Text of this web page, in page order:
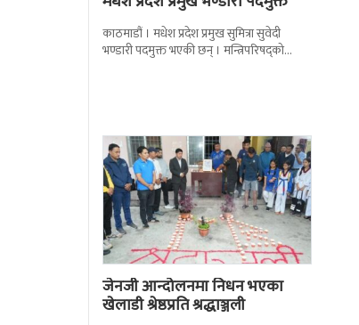
काठमाडौं । मधेश प्रदेश प्रमुख सुमित्रा सुवेदी
भण्डारी पदमुक्त भएकी छन् । मन्त्रिपरिषद्को
जेनजी आन्दोलनमा निधन भएका
खेलाडी श्रेष्ठप्रति श्रद्धाञ्जली